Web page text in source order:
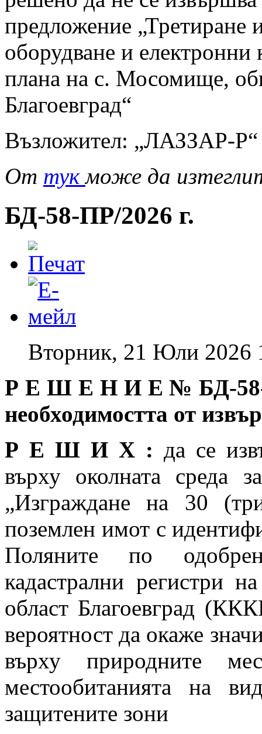
предложение „Третиране
оборудване и
плана на с. Мосомище,
Благоевград“
Възложител: „ЛАЗЗАР-
От тукможе да
БД-58-ПР/2026 г.
Вторник, 21 Юли 2026
Р Е Ш Е Н И Е № БД-
необходимостта от
Р Е Ш И Х : да се
върху околната среда
„Изграждане на 30
поземлен имот с
Поляните по
кадастрални регистри
област Благоевград
вероятност да окаже
върху природните
местообитанията на
защитените зони